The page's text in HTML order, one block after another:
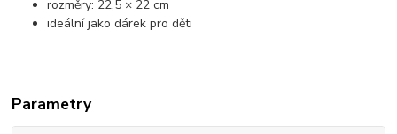
rozměry: 22,5 × 22 cm
ideální jako dárek pro děti
Parametry